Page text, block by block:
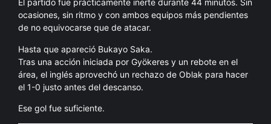
El partido fue prácticamente inerte durante 44 minutos. Sin
ocasiones, sin ritmo y con ambos equipos más pendientes
de no equivocarse que de atacar.
Hasta que apareció Bukayo Saka.
Tras una acción iniciada por Gyökeres y un rebote en el
área, el inglés aprovechó un rechazo de Oblak para hacer
el 1-0 justo antes del descanso.
Ese gol fue suficiente.